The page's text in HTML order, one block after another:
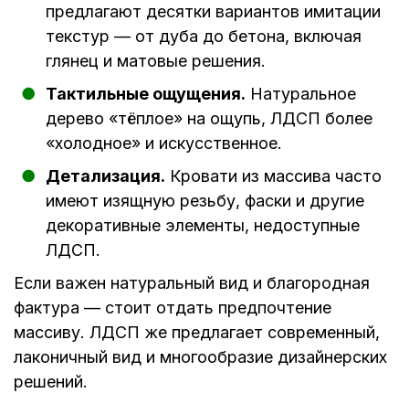
предлагают десятки вариантов имитации
текстур — от дуба до бетона, включая
глянец и матовые решения.
Тактильные ощущения. Натуральное
дерево «тёплое» на ощупь, ЛДСП более
«холодное» и искусственное.
Детализация. Кровати из массива часто
имеют изящную резьбу, фаски и другие
декоративные элементы, недоступные
ЛДСП.
Если важен натуральный вид и благородная
фактура — стоит отдать предпочтение
массиву. ЛДСП же предлагает современный,
лаконичный вид и многообразие дизайнерских
решений.